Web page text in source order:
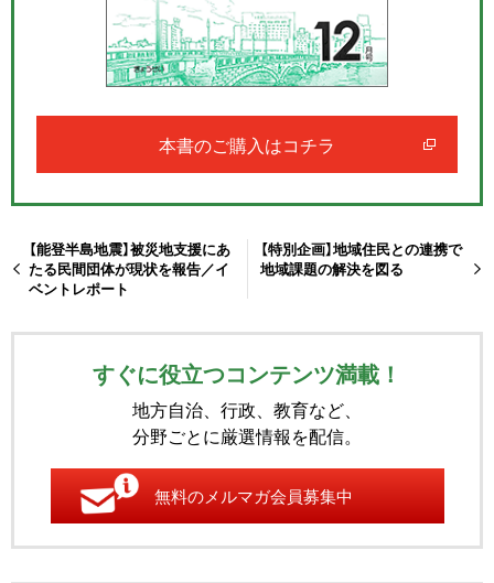
本書のご購入はコチラ
【能登半島地震】被災地支援にあ
たる民間団体が現状を報告／イ
ベントレポート
【特別企画】地域住民との連携で
地域課題の解決を図る
すぐに役立つコンテンツ満載！
地方自治、行政、教育など、
分野ごとに厳選情報を配信。
無料のメルマガ会員募集中